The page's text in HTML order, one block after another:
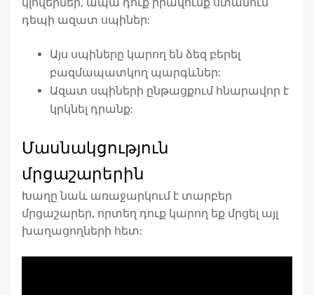
դեպի ազատ սպիներ:
Այս սպիները կարող են ձեզ բերել
բազմապատկող պարգևներ:
Ազատ սպիների ընթացքում հնարավոր է
կրկնել դրանք:
Մասնակցություն
մրցաշարերին
Խաղը նաև առաջարկում է տարբեր
մրցաշարեր, որտեղ դուք կարող եք մրցել այլ
խաղացողների հետ: